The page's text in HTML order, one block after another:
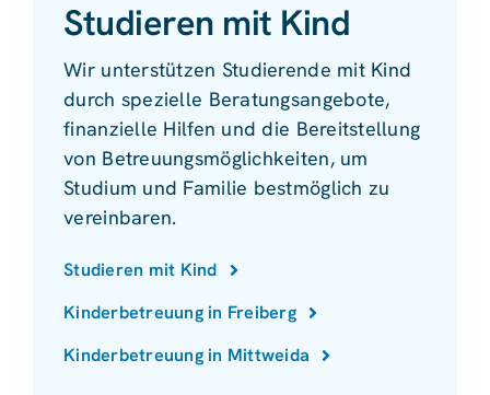
Studieren mit Kind
Wir unterstützen Studierende mit Kind
durch spezielle Beratungsangebote,
finanzielle Hilfen und die Bereitstellung
von Betreuungsmöglichkeiten, um
Studium und Familie bestmöglich zu
vereinbaren.
Studieren mit Kind
Kinderbetreuung in Freiberg
Kinderbetreuung in Mittweida